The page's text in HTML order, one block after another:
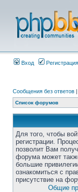
Вход Регистрация
Сообщения без ответов |
Список форумов
Для того, чтобы
регистрации.
позволит Вам
форума может
большие
ознакомиться с
присутствие на
Общие